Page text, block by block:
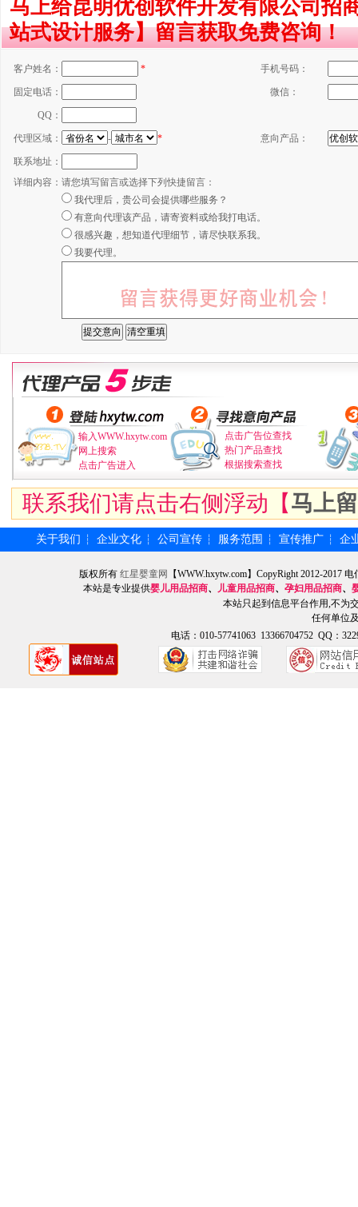
马上给昆明优创软件开发有限公司招
站式设计服务】留言获取免费咨询！
客户姓名： * 手机号码：
固定电话： 微信：
QQ：
代理区域： - * 意向产品：
联系地址：
详细内容： 请您填写留言或选择下列快捷留言：
我代理后，贵公司会提供哪些服务？
有意向代理该产品，请寄资料或给我打电话。
很感兴趣，想知道代理细节，请尽快联系我。
我要代理。
输入WWW.hxytw.com
网上搜索
点击广告进入
点击广告位查找
热门产品查找
根据搜索查找
联系我们请点击右侧浮动【马上
关于我们 ┆ 企业文化 ┆ 公司宣传 ┆ 服务范围 ┆ 宣传推广 ┆ 企
版权所有 红星婴童网
【WWW.hxytw.com】CopyRight 2012-2017
本站是专业提供婴儿用品招商、 儿童用品招商、 孕妇用品招商、
本站只起到信息平台作用,不为
任何单位
电话：010-57741063 13366704752 QQ：